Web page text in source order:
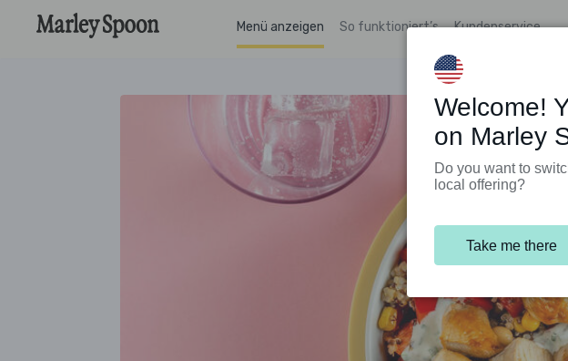
Menü anzeigen So funktioniert’s Kundenservice
Welcome!
on Marley
Do you want to
local offering?
Take me there